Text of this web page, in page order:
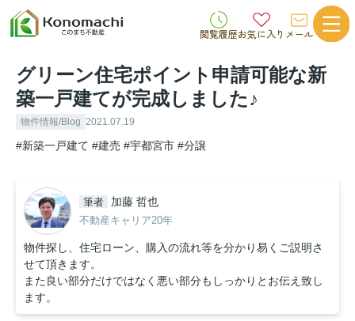
閲覧履歴お気に入り メール
グリーン住宅ポイント申請可能な新
築一戸建てが完成しました♪
物件情報/Blog 2021.07.19
#新築一戸建て #建売 #宇都宮市 #分譲
筆者 加藤 哲也
不動産キャリア20年
物件探し、住宅ローン、購入の流れ等を分かり易くご説明さ
せて頂きます。
また良い部分だけではなく悪い部分もしっかりとお伝え致し
ます。